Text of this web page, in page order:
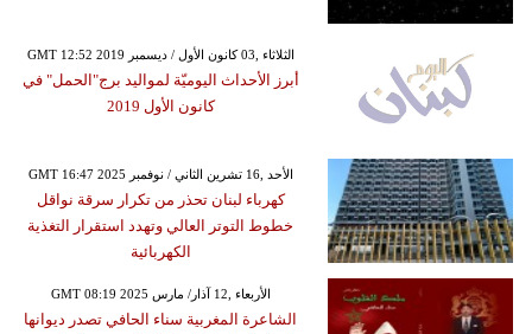
GMT 12:52 2019 الثلاثاء ,03 كانون الأول / ديسمبر
أبرز الأحداث اليوميّة لمواليد برج"الحمل" في
كانون الأول 2019
GMT 16:47 2025 الأحد ,16 تشرين الثاني / نوفمبر
كهرباء لبنان تحذر من تكرار سرقة نواقل
خطوط التوتر العالي وتهدد استقرار التغذية
الكهربائية
GMT 08:19 2025 الأربعاء ,12 آذار/ مارس
الشاعرة المغربية سناء الحافي تصدر ديوانها